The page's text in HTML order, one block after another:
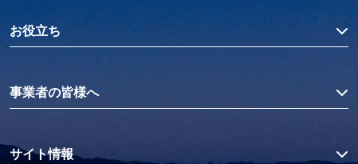
お役立ち
事業者の皆様へ
サイト情報